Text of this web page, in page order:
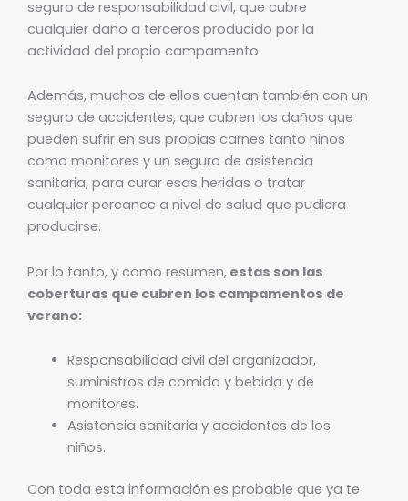
seguro de responsabilidad civil, que cubre
cualquier daño a terceros producido por la
actividad del propio campamento.
Además, muchos de ellos cuentan también con un
seguro de accidentes, que cubren los daños que
pueden sufrir en sus propias carnes tanto niños
como monitores y un seguro de asistencia
sanitaria, para curar esas heridas o tratar
cualquier percance a nivel de salud que pudiera
producirse.
Por lo tanto, y como resumen, estas son las
coberturas que cubren los campamentos de
verano:
Responsabilidad civil del organizador,
suministros de comida y bebida y de
monitores.
Asistencia sanitaria y accidentes de los
niños.
Con toda esta información es probable que ya te